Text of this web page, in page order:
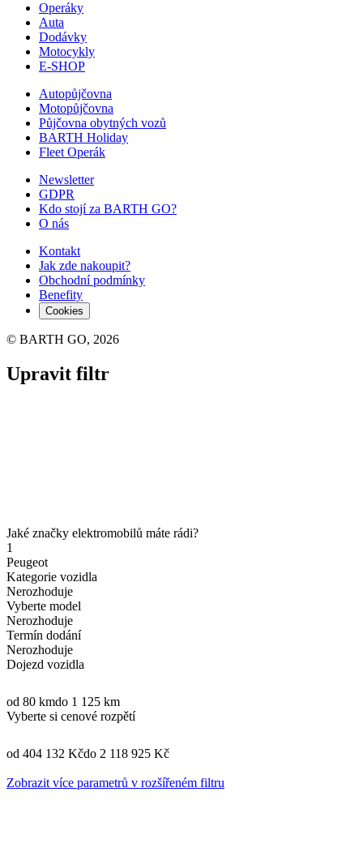
Operáky
Auta
Dodávky
Motocykly
E-SHOP
Autopůjčovna
Motopůjčovna
Půjčovna obytných vozů
BARTH Holiday
Fleet Operák
Newsletter
GDPR
Kdo stojí za BARTH GO?
O nás
Kontakt
Jak zde nakoupit?
Obchodní podmínky
Benefity
Cookies
© BARTH GO, 2026
Upravit filtr
Jaké značky elektromobilů máte rádi?
1
Peugeot
Kategorie vozidla
Nerozhoduje
Vyberte model
Nerozhoduje
Termín dodání
Nerozhoduje
Dojezd vozidla
od 80 kmdo 1 125 km
Vyberte si cenové rozpětí
od 404 132 Kčdo 2 118 925 Kč
Zobrazit více parametrů v rozšířeném filtru